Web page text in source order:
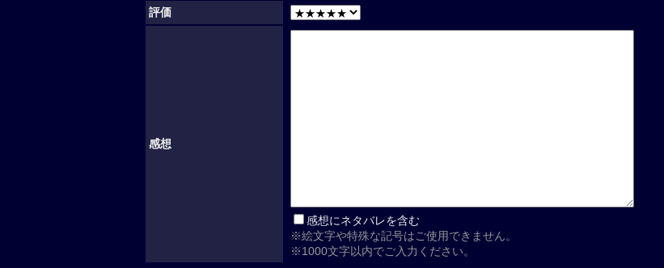
評価
感想
感想にネタバレを含む
※絵文字や特殊な記号はご使用できません。
※1000文字以内でご入力ください。